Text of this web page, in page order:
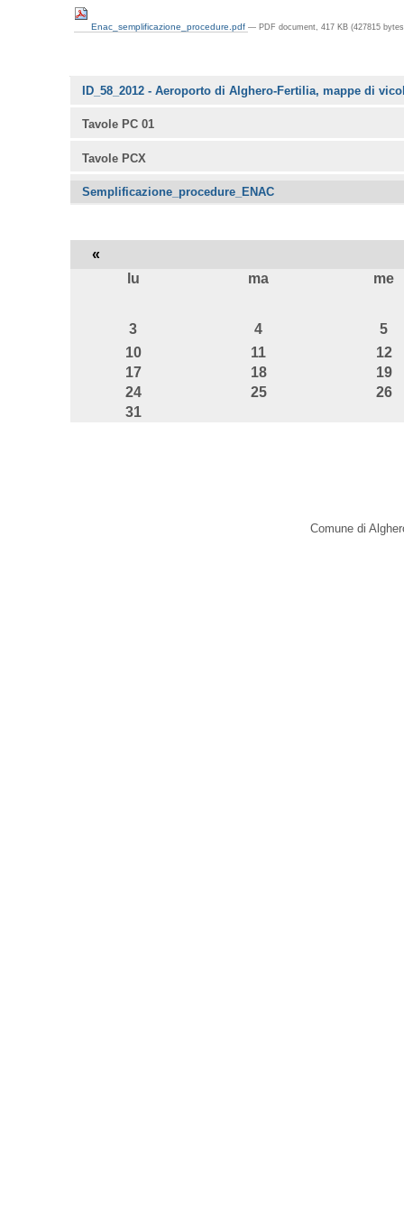
Enac_semplificazione_procedure.pdf — PDF document, 417 KB (427815
Navigazione
ID_58_2012 - Aeroporto di Alghero-Fertilia, mappe di
Tavole PC 01
Tavole PCX
Semplificazione_procedure_ENAC
«
lu ma me
3 4
5
10
11
12
17
18
19
24
25
26
31
Comune di